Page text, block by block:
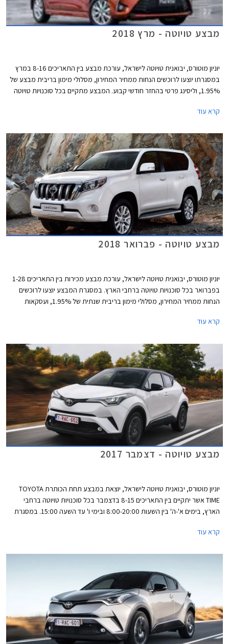
מבצע טויוטה - מרץ 2018
יוניון מוטורס, יבואנית טויוטה לישראל, עורכת מבצע בין התאריכים 8-16 במרץ
במסגרתו יוצעו לרוכשים הנחות ממחיר המחירון, מסלולי מימון בריבית מבצע של
1.95%, וליסינג פרטי בהחזר חודשי קבוע. המבצע מתקיים בכל סוכנויות טויוטה
15:00.
קרא עוד
מבצע טויוטה - פברואר 2018
יוניון מוטורס, יבואנית טויוטה לישראל, עורכת מבצע מכירות בין התאריכים 1-28
בפברואר בכל סוכנויות טויוטה ברחבי הארץ. במסגרת המבצע יוצעו לרוכשים
הנחות ממחיר המחירון, מסלולי מימון בריבית שנתית של 1.95%, ועסקאות
קרא עוד
מבצע טויוטה - דצמבר 2017
יוניון מוטורס, יבואנית טויוטה לישראל, יוצאת במבצע תחת הכותרת TOYOTA
TIME אשר יתקיים בין התאריכים 8-15 בדצמבר בכל סוכנויות טויוטה ברחבי
הארץ, בימים א'-ה' בין השעות 8:00-20:00 ובימי ו' עד השעה 15:00. במסגרת
1.95%, וטרייד-אין.
קרא עוד